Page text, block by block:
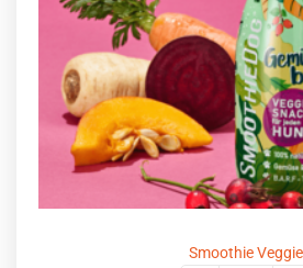
Smoothie Veggie